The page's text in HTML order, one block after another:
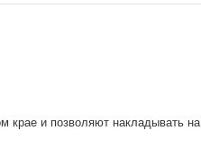
крае и позволяют накладывать на